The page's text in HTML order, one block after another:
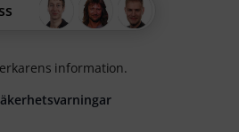
information.